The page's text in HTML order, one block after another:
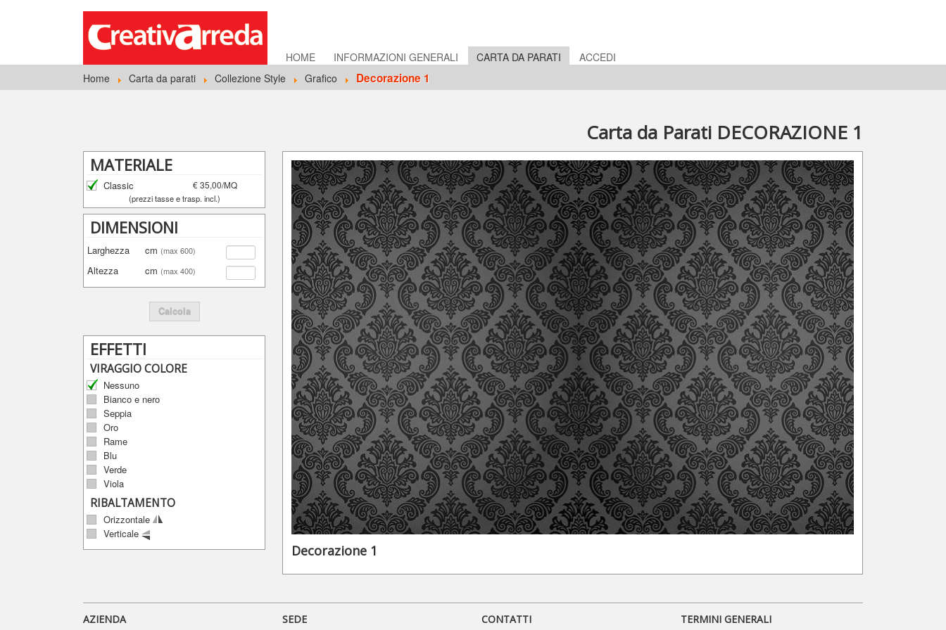
HOME INFORMAZIONI GENERALI CARTA DA PARATI
ACCEDI
Home
Carta da parati Collezione Style Grafico Decorazione 1
Carta da Parati DECORAZIONE 1
MATERIALE
Classic € 35,00/MQ
(prezzi tasse e trasp. incl.)
DIMENSIONI
Larghezza cm (max 600)
Altezza cm (max 400)
Calcola
EFFETTI
VIRAGGIO COLORE
Nessuno
Bianco e nero
Seppia
Oro
Rame
Blu
Verde
Viola
RIBALTAMENTO
Orizzontale
Verticale
Decorazione 1
AZIENDA SEDE CONTATTI TERMINI GENERALI